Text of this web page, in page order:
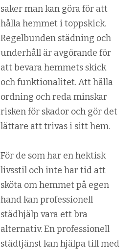
saker man kan göra för att
hålla hemmet i toppskick.
Regelbunden städning och
underhåll är avgörande för
att bevara hemmets skick
och funktionalitet. Att hålla
ordning och reda minskar
risken för skador och gör det
lättare att trivas i sitt hem.
För de som har en hektisk
livsstil och inte har tid att
sköta om hemmet på egen
hand kan professionell
städhjälp vara ett bra
alternativ. En professionell
städtjänst kan hjälpa till med